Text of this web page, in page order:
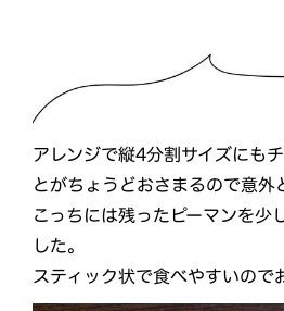
アレンジで縦4分割サイズにも
とがちょうどおさまるので意外
こっちには残ったピーマンを少
した。
スティック状で食べやすいの